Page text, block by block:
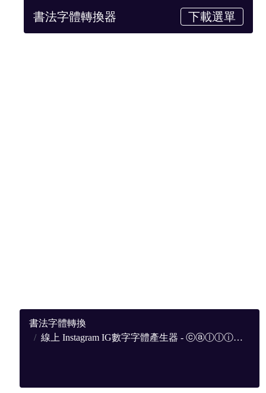
書法字體轉換器 下載選單
書法字體轉換
線上 Instagram IG數字字體產生器 - ⓒⓐⓛⓛⓘⓖⓡⓐⓟⓗⓨⓣⓞⓟⓝⓖ